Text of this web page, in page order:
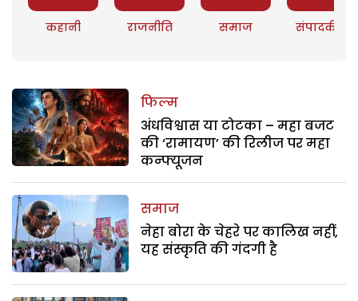
कहानी राजनीति समाज संपादकीय
फिल्म
अंधविश्वास या टोटका – महा बजट
की ‘रामायण’ की रिलीज पर महा
कन्फ्यूजन
समाज
नेहा बोरा के चेहरे पर कालिख नहीं,
यह संस्कृति की गंदगी है